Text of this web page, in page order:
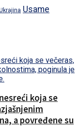
Usame
koja se
a povređene su